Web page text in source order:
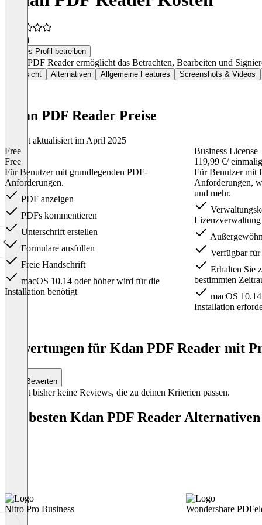
(1)
Dieses Profil betreiben
Kdan PDF Reader ermöglicht das Betrachten, Bearbeiten und
Übersicht Alternativen Allgemeine Features Screenshots & Videos
Kdan PDF Reader Preise
Zuletzt aktualisiert im April 2025
Free
Free
Für Benutzer mit grundlegenden PDF-
Anforderungen.
PDF anzeigen
PDFs kommentieren
Unterschrift erstellen
Formulare ausfüllen
Freie Handschrift
macOS 10.14 oder höher wird für die
Installation benötigt
Business License
119,99 €/ einmalig
Für Benutzer mit
Anforderungen,
und mehr.
Verfügbar
Erhalten Sie
bestimmten
macOS
Installation
Bewertungen für Kdan PDF Reader mit
Bewerten
Es gibt bisher keine Reviews, die zu deinen Kriterien passen.
Die besten Kdan PDF Reader Alternativen
Nitro Pro Business Wondershare